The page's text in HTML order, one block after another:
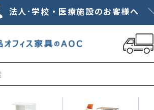
法人･学校・医療施設のお客様へ